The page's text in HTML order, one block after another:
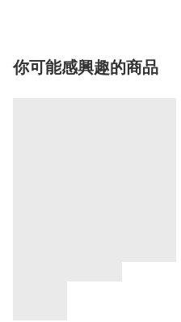
你可能感興趣的商品